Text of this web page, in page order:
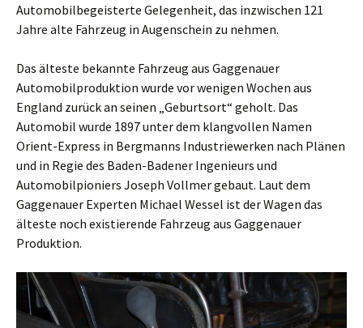
Automobilbegeisterte Gelegenheit, das inzwischen 121
Jahre alte Fahrzeug in Augenschein zu nehmen.
Das älteste bekannte Fahrzeug aus Gaggenauer
Automobilproduktion wurde vor wenigen Wochen aus
England zurück an seinen „Geburtsort“ geholt. Das
Automobil wurde 1897 unter dem klangvollen Namen
Orient-Express in Bergmanns Industriewerken nach Plänen
und in Regie des Baden-Badener Ingenieurs und
Automobilpioniers Joseph Vollmer gebaut. Laut dem
Gaggenauer Experten Michael Wessel ist der Wagen das
älteste noch existierende Fahrzeug aus Gaggenauer
Produktion.